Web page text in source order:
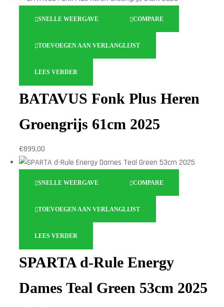
SNELLE WEERGAVE COMPARE
TOEVOEGEN AAN VERLANGLIJST
LEES VERDER
BATAVUS Fonk Plus Heren
Groengrijs 61cm 2025
€899,00
SNELLE WEERGAVE COMPARE
TOEVOEGEN AAN VERLANGLIJST
LEES VERDER
SPARTA d-Rule Energy
Dames Teal Green 53cm 2025